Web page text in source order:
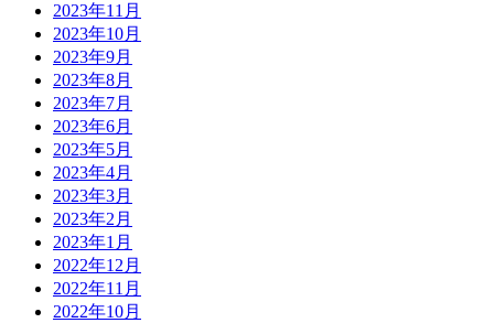
2023年11月
2023年10月
2023年9月
2023年8月
2023年7月
2023年6月
2023年5月
2023年4月
2023年3月
2023年2月
2023年1月
2022年12月
2022年11月
2022年10月